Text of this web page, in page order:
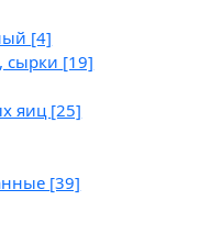
[4]
сырки [19]
яиц [25]
[39]